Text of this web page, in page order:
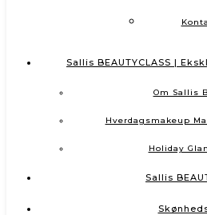
Sallis BEAUTYCLASS |
Om Sallis
Hverdagsmakeup
Holiday
Sallis